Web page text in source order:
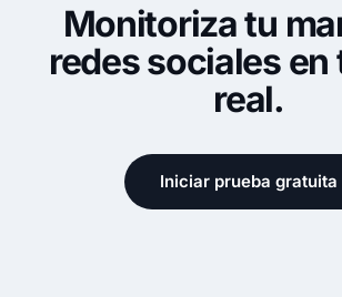
Monitoriza tu
redes sociales en
real.
Iniciar prueba gratuita